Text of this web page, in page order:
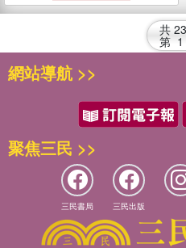
共 23
第 1
網站導航 >>
聚焦三民 >>
三民書局 三民出版